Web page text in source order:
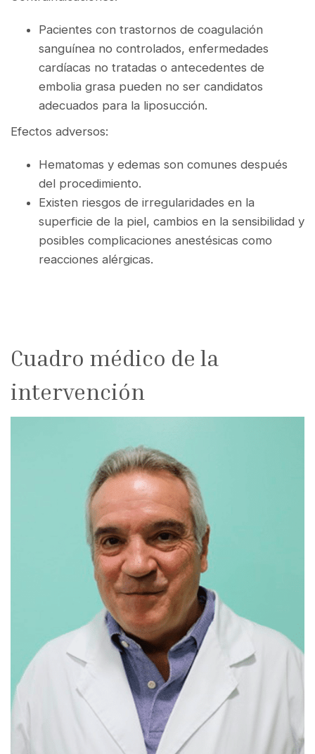
Pacientes con trastornos de coagulación
sanguínea no controlados, enfermedades
cardíacas no tratadas o antecedentes de
embolia grasa pueden no ser candidatos
adecuados para la liposucción.
Efectos adversos:
Hematomas y edemas son comunes después
del procedimiento.
Existen riesgos de irregularidades en la
superficie de la piel, cambios en la sensibilidad y
posibles complicaciones anestésicas como
reacciones alérgicas.
Cuadro médico de la
intervención